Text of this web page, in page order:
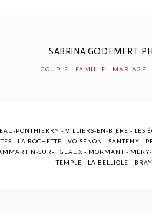
SABRINA GODEMERT
COUPLE - FAMILLE - MARIAGE -
PONTHIERRY - VILLIERS-EN-BIÈRE - LES
- LA ROCHETTE - VOISENON - SANTENY -
SUR-TIGEAUX - MORMANT -
TEMPLE - LA BELLIOLE -